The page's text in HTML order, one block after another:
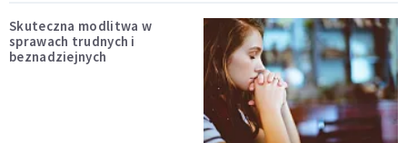
Skuteczna modlitwa w
sprawach trudnych i
beznadziejnych